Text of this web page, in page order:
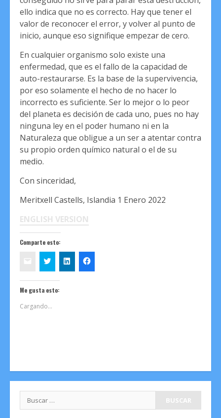
ello indica que no es correcto. Hay que tener el
valor de reconocer el error, y volver al punto de
inicio, aunque eso signifique empezar de cero.
En cualquier organismo solo existe una
enfermedad, que es el fallo de la capacidad de
auto-restaurarse. Es la base de la supervivencia,
por eso solamente el hecho de no hacer lo
incorrecto es suficiente. Ser lo mejor o lo peor
del planeta es decisión de cada uno, pues no hay
ninguna ley en el poder humano ni en la
Naturaleza que obligue a un ser a atentar contra
su propio orden químico natural o el de su
medio.
Con sinceridad,
Meritxell Castells, Islandia 1 Enero 2022
ENGLISH VERSION
Comparte esto:
Me gusta esto:
Cargando...
Buscar: